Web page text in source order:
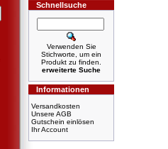
Schnellsuche
Verwenden Sie
Stichworte, um ein
Produkt zu finden.
erweiterte Suche
Informationen
Versandkosten
Unsere AGB
Gutschein einlösen
Ihr Account